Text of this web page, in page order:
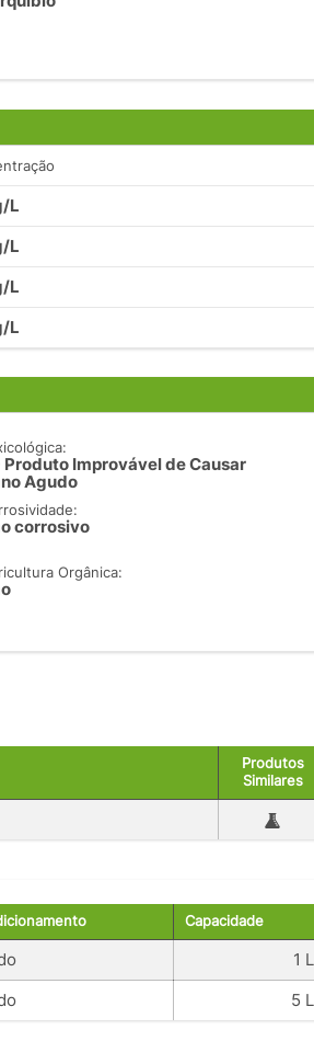
L
L
L
L
Produto Improvável de Causar
Agudo
corrosivo
Orgânica:
Produtos
Similares
Capacidade
1 L
5 L